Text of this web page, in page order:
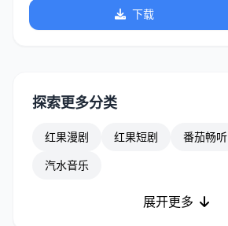
下载
探索更多分类
红果漫剧 红果短剧 番茄畅听
汽水音乐
展开更多